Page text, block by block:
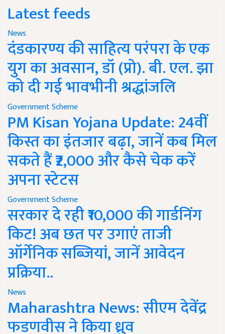
Latest feeds
News
दंडकारण्य की साहित्य परंपरा के एक
युग का अवसान, डॉ (प्रो). बी. एल. झा
को दी गई भावभीनी श्रद्धांजलि
Government Scheme
PM Kisan Yojana Update: 24वीं
किस्त का इंतजार बढ़ा, जानें कब मिल
सकते हैं ₹2,000 और कैसे चेक करें
अपना स्टेटस
Government Scheme
सरकार दे रही ₹10,000 की गार्डनिंग
किट! अब छत पर उगाएं ताजी
ऑर्गेनिक सब्जियां, जानें आवेदन
प्रक्रिया..
News
Maharashtra News: सीएम देवेंद्र
फडणवीस ने किया ध्रुव